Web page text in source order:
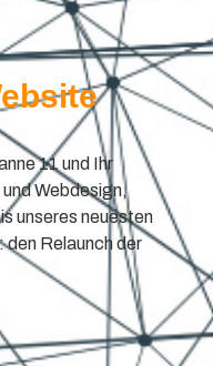
11 und Ihr
Webdesign,
unseres neuesten
den Relaunch der